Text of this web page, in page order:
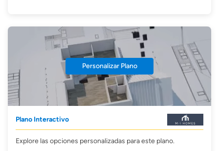
Personalizar Plano
Plano Interactivo
Explore las opciones personalizadas para este plano.